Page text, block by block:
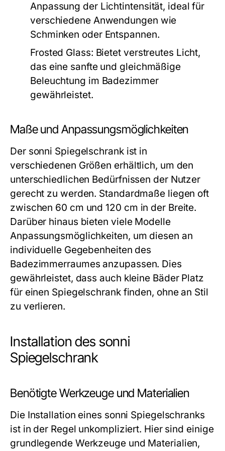
Anpassung der Lichtintensität, ideal für
verschiedene Anwendungen wie
Schminken oder Entspannen.
Frosted Glass: Bietet verstreutes Licht,
das eine sanfte und gleichmäßige
Beleuchtung im Badezimmer
gewährleistet.
Maße und Anpassungsmöglichkeiten
Der sonni Spiegelschrank ist in
verschiedenen Größen erhältlich, um den
unterschiedlichen Bedürfnissen der Nutzer
gerecht zu werden. Standardmaße liegen oft
zwischen 60 cm und 120 cm in der Breite.
Darüber hinaus bieten viele Modelle
Anpassungsmöglichkeiten, um diesen an
individuelle Gegebenheiten des
Badezimmerraumes anzupassen. Dies
gewährleistet, dass auch kleine Bäder Platz
für einen Spiegelschrank finden, ohne an Stil
zu verlieren.
Installation des sonni
Spiegelschrank
Benötigte Werkzeuge und Materialien
Die Installation eines sonni Spiegelschranks
ist in der Regel unkompliziert. Hier sind einige
grundlegende Werkzeuge und Materialien,